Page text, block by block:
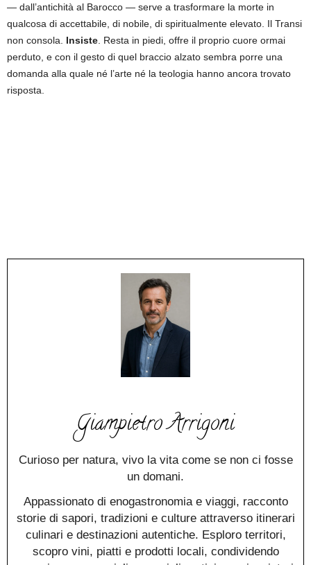
— dall’antichità al Barocco — serve a trasformare la morte in
qualcosa di accettabile, di nobile, di spiritualmente elevato. Il Transi
non consola. Insiste . Resta in piedi, offre il proprio cuore ormai
perduto, e con il gesto di quel braccio alzato sembra porre una
domanda alla quale né l’arte né la teologia hanno ancora trovato
risposta.
Giampietro Arrigoni
Curioso per natura, vivo la vita come se non ci fosse
un domani.
Appassionato di enogastronomia e viaggi, racconto
storie di sapori, tradizioni e culture attraverso itinerari
culinari e destinazioni autentiche. Esploro territori,
scopro vini, piatti e prodotti locali, condividendo